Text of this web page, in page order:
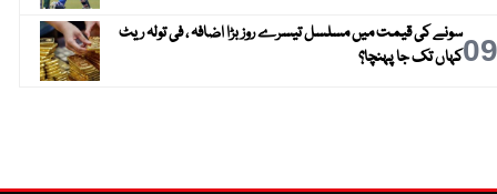
09سونے کی قیمت میں مسلسل تیسرے روز بڑا اضافہ ، فی تولہ ریٹ
کہاں تک جا پہنچا؟